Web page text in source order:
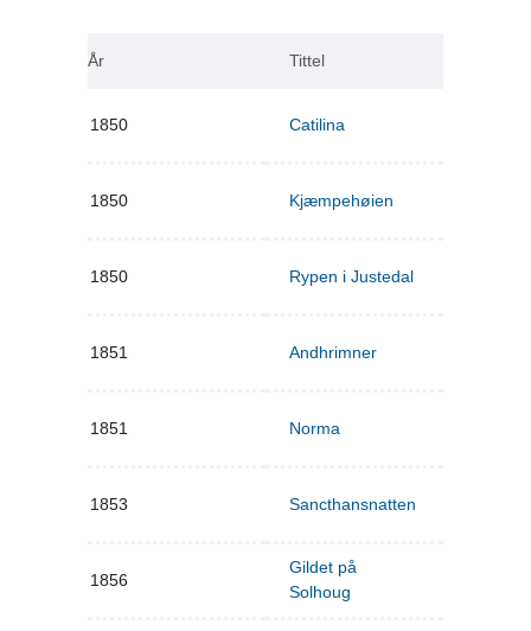
År Tittel
1850 Catilina
1850 Kjæmpehøien
1850 Rypen i Justedal
1851 Andhrimner
1851 Norma
1853 Sancthansnatten
1856
Gildet på
Solhoug